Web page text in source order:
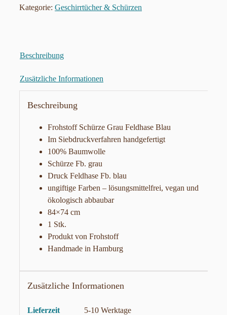
Kategorie: Geschirrtücher & Schürzen
Beschreibung
Zusätzliche Informationen
Beschreibung
Frohstoff Schürze Grau Feldhase Blau
Im Siebdruckverfahren handgefertigt
100% Baumwolle
Schürze Fb. grau
Druck Feldhase Fb. blau
ungiftige Farben – lösungsmittelfrei, vegan und
ökologisch abbaubar
84×74 cm
1 Stk.
Produkt von Frohstoff
Handmade in Hamburg
Zusätzliche Informationen
Lieferzeit 5-10 Werktage